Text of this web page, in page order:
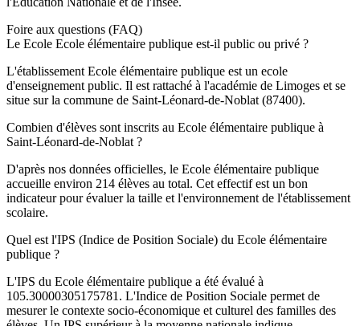
Foire aux questions (FAQ)
Le Ecole Ecole élémentaire publique est-il public ou privé ?
L'établissement Ecole élémentaire publique est un ecole
d'enseignement public. Il est rattaché à l'académie de Limoges et se
situe sur la commune de Saint-Léonard-de-Noblat (87400).
Combien d'élèves sont inscrits au Ecole élémentaire publique à
Saint-Léonard-de-Noblat ?
D'après nos données officielles, le Ecole élémentaire publique
accueille environ 214 élèves au total. Cet effectif est un bon
indicateur pour évaluer la taille et l'environnement de l'établissement
scolaire.
Quel est l'IPS (Indice de Position Sociale) du Ecole élémentaire
publique ?
L'IPS du Ecole élémentaire publique a été évalué à
105.30000305175781. L'Indice de Position Sociale permet de
mesurer le contexte socio-économique et culturel des familles des